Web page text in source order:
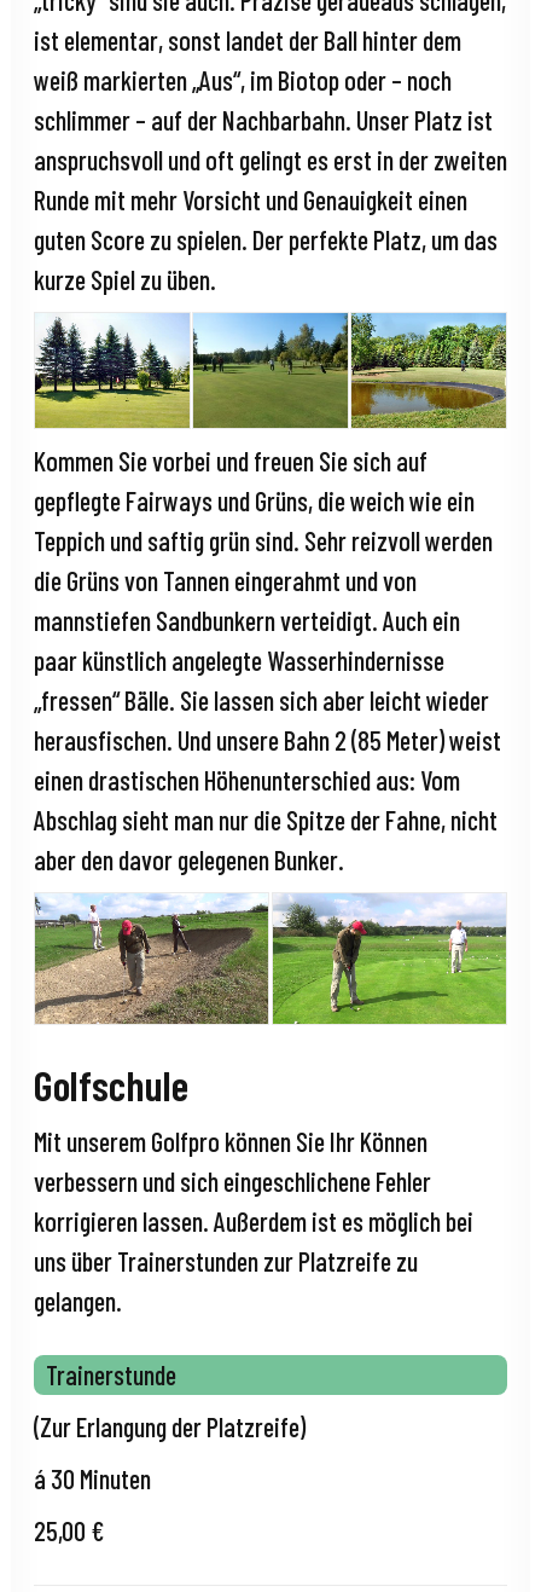
ist elementar, sonst landet der Ball hinter dem
weiß markierten „Aus“, im Biotop oder – noch
schlimmer – auf der Nachbarbahn. Unser Platz ist
anspruchsvoll und oft gelingt es erst in der zweiten
Runde mit mehr Vorsicht und Genauigkeit einen
guten Score zu spielen. Der perfekte Platz, um das
kurze Spiel zu üben.
Kommen Sie vorbei und freuen Sie sich auf
gepflegte Fairways und Grüns, die weich wie ein
Teppich und saftig grün sind. Sehr reizvoll werden
die Grüns von Tannen eingerahmt und von
mannstiefen Sandbunkern verteidigt. Auch ein
paar künstlich angelegte Wasserhindernisse
„fressen“ Bälle. Sie lassen sich aber leicht wieder
herausfischen. Und unsere Bahn 2 (85 Meter) weist
einen drastischen Höhenunterschied aus: Vom
Abschlag sieht man nur die Spitze der Fahne, nicht
aber den davor gelegenen Bunker.
Golfschule
Mit unserem Golfpro können Sie Ihr Können
verbessern und sich eingeschlichene Fehler
korrigieren lassen. Außerdem ist es möglich bei
uns über Trainerstunden zur Platzreife zu
gelangen.
Trainerstunde
(Zur Erlangung der Platzreife)
á 30 Minuten
25,00 €